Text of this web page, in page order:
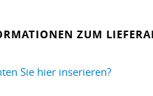
ZUM
Sie hier inserieren?